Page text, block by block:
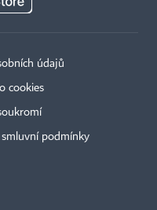
údajů
cookies
smluvní podmínky